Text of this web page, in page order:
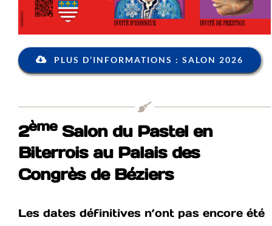
PLUS D’INFORMATIONS : SALON 2026
2èmeSalon du Pastel en
Biterrois au Palais des
Congrès de Béziers
Les dates définitives n’ont pas encore été